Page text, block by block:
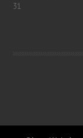
31